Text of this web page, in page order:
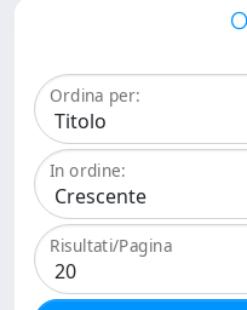
Ordina per:
In ordine:
Risultati/Pagina